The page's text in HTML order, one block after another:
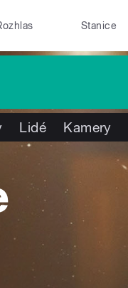
Stanice
Lidé Kamery